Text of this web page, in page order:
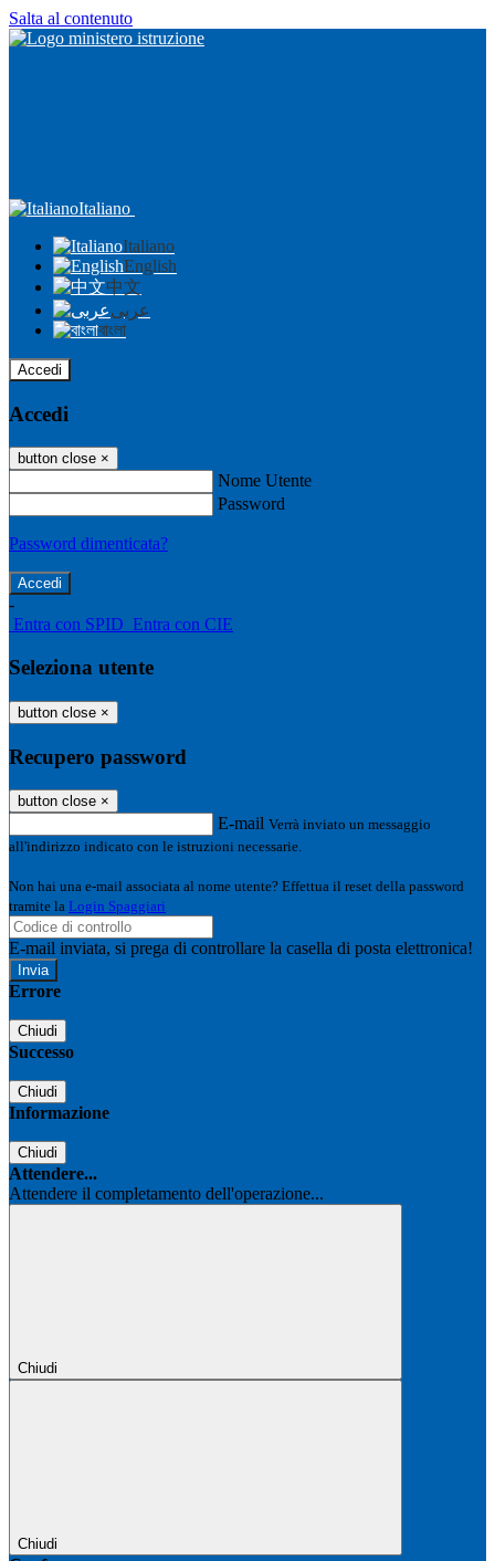
Salta al contenuto
Italiano
Italiano
English
中文
عربى
বাংলা
Accedi
Accedi
button close ×
Nome Utente
Password
Password dimenticata?
-
Entra con SPID Entra con CIE
Seleziona utente
button close ×
Recupero password
button close ×
E-mail Verrà inviato un messaggio
all'indirizzo indicato con le istruzioni necessarie.
Non hai una e-mail associata al nome utente? Effettua il reset della password
tramite la Login Spaggiari
E-mail inviata, si prega di controllare la casella di posta elettronica!
Errore
Chiudi
Successo
Chiudi
Informazione
Chiudi
Attendere...
Attendere il completamento dell'operazione...
Chiudi
Chiudi